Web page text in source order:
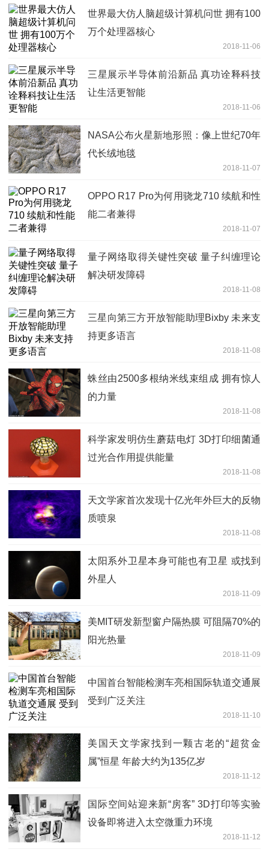
世界最大仿人脑超级计算机问世 拥有100
万个处理器核心
2018-11-06
三星展示半导体前沿新品 真功诠释科技
让生活更智能
2018-11-06
NASA公布火星新地形照：像上世纪70年
代长绒地毯
2018-11-07
OPPO R17 Pro为何用骁龙710 续航和性
能二者兼得
2018-11-07
量子网络取得关键性突破 量子纠缠理论
解决研发障碍
2018-11-08
三星向第三方开放智能助理Bixby 未来支
持更多语言
2018-11-08
蛛丝由2500多根纳米线束组成 拥有惊人
的力量
2018-11-08
科学家发明仿生蘑菇电灯 3D打印细菌通
过光合作用提供能量
2018-11-08
天文学家首次发现十亿光年外巨大的反物
质喷泉
2018-11-08
太阳系外卫星本身可能也有卫星 或找到
外星人
2018-11-09
美MIT研发新型窗户隔热膜 可阻隔70%的
阳光热量
2018-11-09
中国首台智能检测车亮相国际轨道交通展
受到广泛关注
2018-11-10
美国天文学家找到一颗古老的“超贫金
属”恒星 年龄大约为135亿岁
2018-11-12
国际空间站迎来新“房客” 3D打印等实验
设备即将进入太空微重力环境
2018-11-12